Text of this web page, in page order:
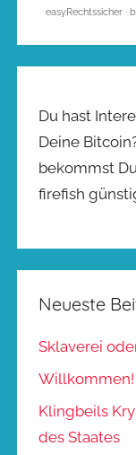
easyRechtssicher ·
Du hast
Deine
bekommst
firefish
Neueste
Sklaverei
Willkommen!
Klingbeils
des Staates